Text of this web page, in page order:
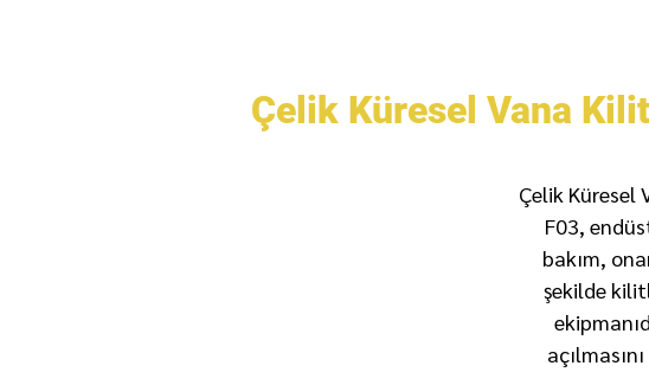
Çelik Küresel Vana
Çelik Küresel
F03,
bakım,
şekilde